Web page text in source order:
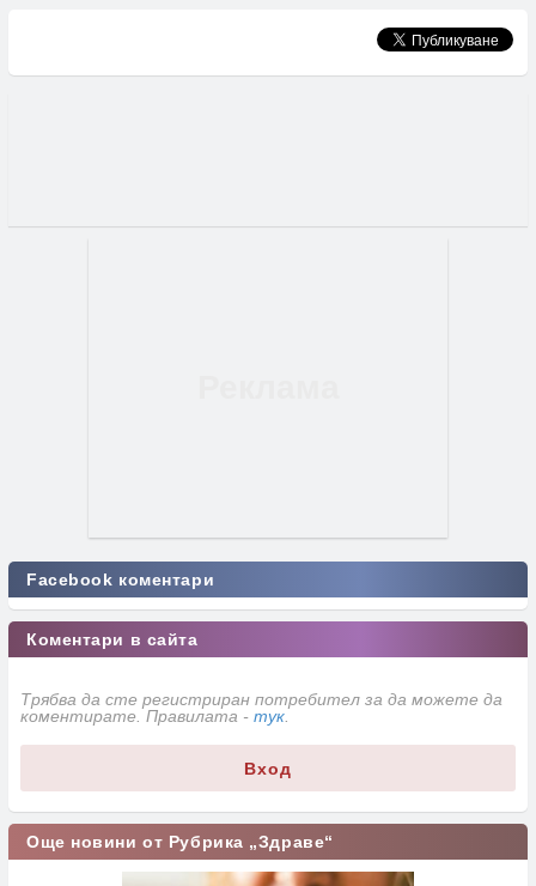
Facebook коментари
Коментари в сайта
Трябва да сте регистриран потребител за да можете да
коментирате. Правилата - тук
Вход
Още новини от Рубрика „Здраве“